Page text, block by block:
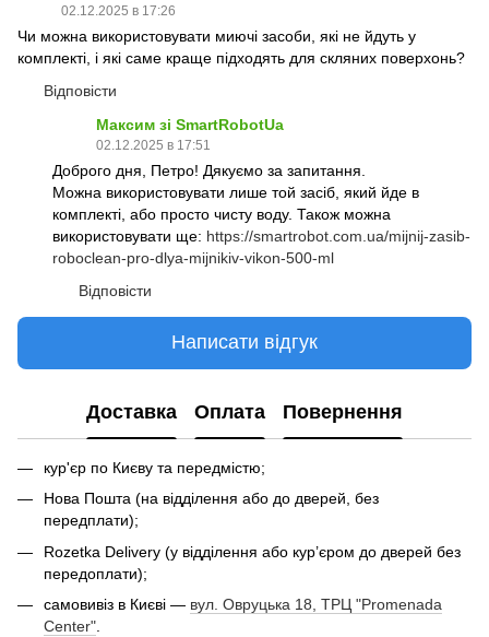
02.12.2025 в 17:26
Чи можна використовувати миючі засоби, які не йдуть у
комплекті, і які саме краще підходять для скляних поверхонь?
Відповісти
Максим зі SmartRobotUa
02.12.2025 в 17:51
Доброго дня, Петро! Дякуємо за запитання.
Можна використовувати лише той засіб, який йде в
комплекті, або просто чисту воду. Також можна
використовувати ще: https://smartrobot.com.ua/mijnij-zasib-
roboclean-pro-dlya-mijnikiv-vikon-500-ml
Відповісти
Написати відгук
Доставка Оплата Повернення
кур'єр по Києву та передмістю;
Нова Пошта (на відділення або до дверей, без
передплати);
Rozetka Delivery (у відділення або кур’єром до дверей без
передоплати);
самовивіз в Києві — вул. Овруцька 18, ТРЦ "Promenada
Center"